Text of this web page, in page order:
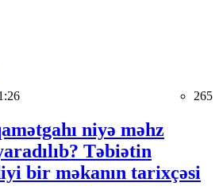
265
niyə məhz
Təbiətin
bir məkanın tarixçəsi